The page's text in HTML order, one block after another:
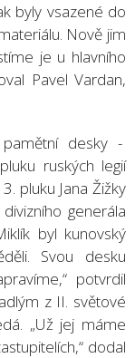
byly vsazené do
Nově jim
je u hlavního
Pavel Vardan,
desky -
ruských legií
pluku Jana Žižky
generála
byl kunovský
Svou desku
potvrdil
z II. světové
„Už jej máme
dodal